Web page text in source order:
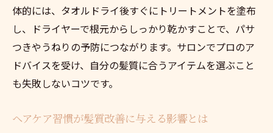
体的には、タオルドライ後すぐにトリートメントを塗布
し、ドライヤーで根元からしっかり乾かすことで、パサ
つきやうねりの予防につながります。サロンでプロのア
ドバイスを受け、自分の髪質に合うアイテムを選ぶこと
も失敗しないコツです。
ヘアケア習慣が髪質改善に与える影響とは